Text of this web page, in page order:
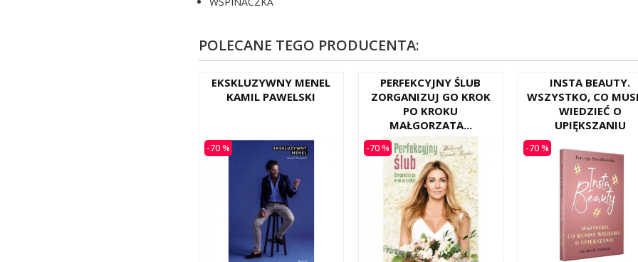
POLECANE TEGO PRODUCENTA:
EKSKLUZYWNY MENEL
KAMIL PAWELSKI
-70 %
PERFEKCYJNY ŚLUB
ZORGANIZUJ GO KROK
PO KROKU
MAŁGORZATA...
-70 %
INSTA BEAUTY.
WSZYSTKO, CO
WIEDZIEĆ O
UPIĘKSZANIU
-70 %